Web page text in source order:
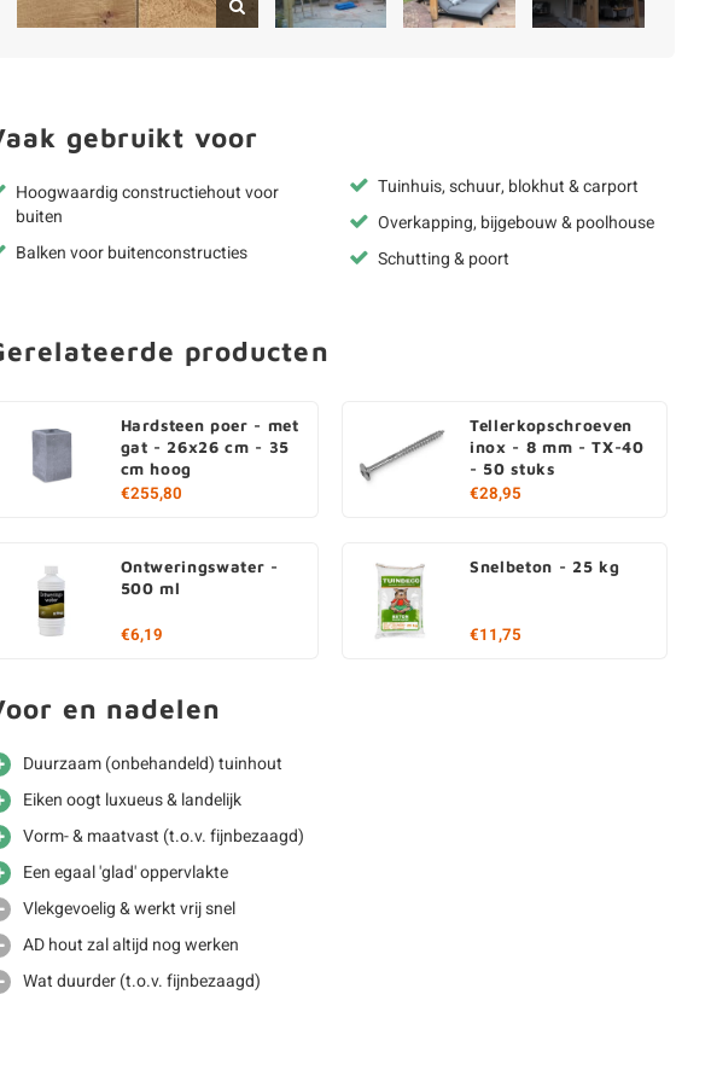
gebruikt voor
Hoogwaardig constructiehout voor
buiten
Balken voor buitenconstructies
Tuinhuis, schuur, blokhut & carport
Overkapping, bijgebouw & poolhouse
Schutting & poort
producten
Hardsteen poer - met
gat - 26x26 cm - 35
cm hoog
€255,80
Tellerkopschroeven
inox - 8 mm - TX-40
- 50 stuks
€28,95
Ontweringswater -
500 ml
€6,19
Snelbeton - 25 kg
€11,75
en nadelen
Duurzaam (onbehandeld) tuinhout
Eiken oogt luxueus & landelijk
Vorm- & maatvast (t.o.v. fijnbezaagd)
Een egaal 'glad' oppervlakte
Vlekgevoelig & werkt vrij snel
AD hout zal altijd nog werken
Wat duurder (t.o.v. fijnbezaagd)